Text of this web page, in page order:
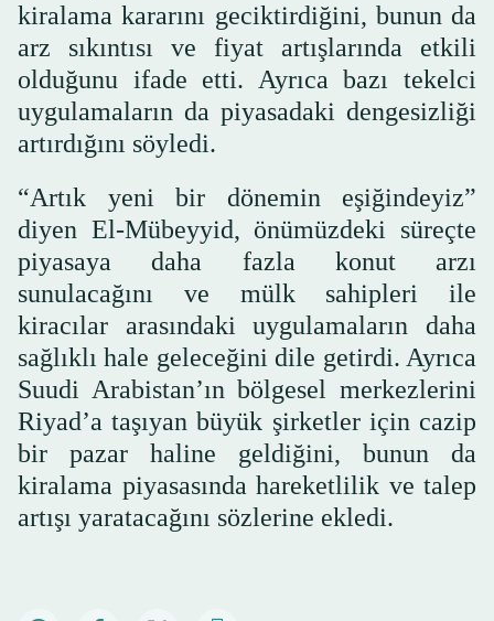
kiralama kararını geciktirdiğini, bunun da
arz sıkıntısı ve fiyat artışlarında etkili
olduğunu ifade etti. Ayrıca bazı tekelci
uygulamaların da piyasadaki dengesizliği
artırdığını söyledi.
“Artık yeni bir dönemin eşiğindeyiz”
diyen El-Mübeyyid, önümüzdeki süreçte
piyasaya daha fazla konut arzı
sunulacağını ve mülk sahipleri ile
kiracılar arasındaki uygulamaların daha
sağlıklı hale geleceğini dile getirdi. Ayrıca
Suudi Arabistan’ın bölgesel merkezlerini
Riyad’a taşıyan büyük şirketler için cazip
bir pazar haline geldiğini, bunun da
kiralama piyasasında hareketlilik ve talep
artışı yaratacağını sözlerine ekledi.